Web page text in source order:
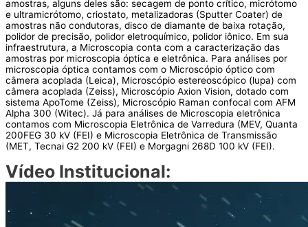
amostras, alguns deles são: secagem de ponto crítico, micrótomo
e ultramicrótomo, criostato, metalizadoras (Sputter Coater) de
amostras não condutoras, disco de diamante de baixa rotação,
polidor de precisão, polidor eletroquímico, polidor iônico. Em sua
infraestrutura, a Microscopia conta com a caracterização das
amostras por microscopia óptica e eletrônica. Para análises por
microscopia óptica contamos com o Microscópio óptico com
câmera acoplada (Leica), Microscópio estereoscópico (lupa) com
câmera acoplada (Zeiss), Microscópio Axion Vision, dotado com
sistema ApoTome (Zeiss), Microscópio Raman confocal com AFM
Alpha 300 (Witec). Já para análises de Microscopia eletrônica
contamos com Microscopia Eletrônica de Varredura (MEV, Quanta
200FEG 30 kV (FEI) e Microscopia Eletrônica de Transmissão
(MET, Tecnai G2 200 kV (FEI) e Morgagni 268D 100 kV (FEI).
Vídeo Institucional: